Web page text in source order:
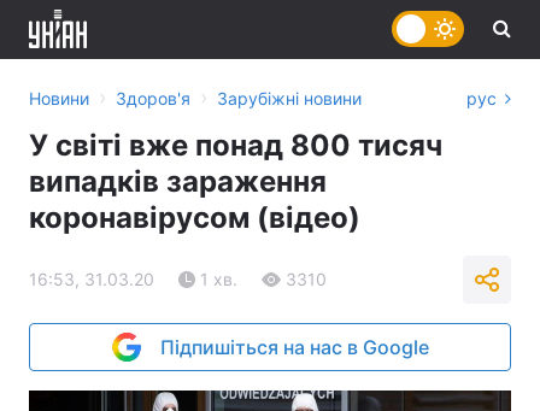
Новини › Здоров'я › Зарубіжні новини рус
У світі вже понад 800 тисяч
випадків зараження
коронавірусом (відео)
16:53, 31.03.20 1 хв. 3310
Підпишіться на нас в Google